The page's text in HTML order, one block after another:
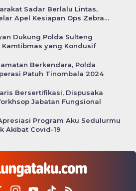
Sadar Berlalu Lintas,
Apel Kesiapan Ops Zebra
Dukung Polda Sulteng
Kamtibmas yang Kondusif
Berkendara, Polda
Patuh Tinombala 2024
Bersertifikasi, Dispusaka
Jabatan Fungsional
Program Aku Sedulurmu
Akibat Covid-19